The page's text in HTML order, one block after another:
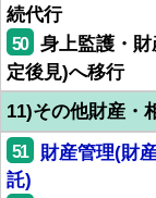
続代行
50
身上監護・
定後見)へ移行
11)その他財産・
51
財産管理(財
託)